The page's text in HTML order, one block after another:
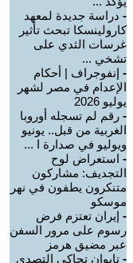
- دراسة جديدة لمعهد
كارولينسكا تبحث تأثير
غرسات الثدي على
تشخي ...
- إنفوجراف | أحكام
الإعدام في مصر لشهر
يوليو 2026
- رقم لم تسجله أوروبا
الغربية من قبل.. يونيو
ويوليو في صدارة ا ...
- استعراض لوح
التجديف: مشاركون
متنكرون يطفون في نهر
موسكو
- إيران تعتزم فرض
رسوم على مرور السفن
عبر مضيق هرمز
- تايوان تحاكي التصدي